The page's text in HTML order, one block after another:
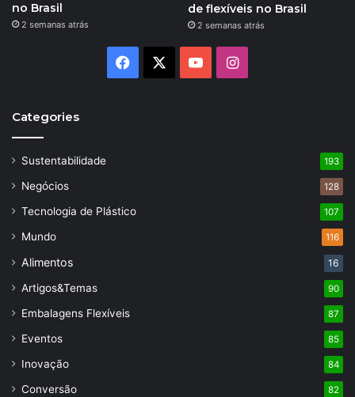
no Brasil
2 semanas atrás
de flexíveis no Brasil
2 semanas atrás
Facebook YouTubeInstagram
Categories
Sustentabilidade 193
Negócios 128
Tecnologia de Plástico 107
Mundo 116
Alimentos 16
Artigos&Temas 90
Embalagens Flexíveis 87
Eventos 85
Inovação 84
Conversão 82